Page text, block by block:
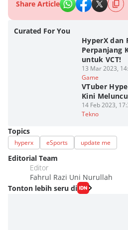
Share Article
Curated For You
HyperX dan
Perpanjang
untuk VCT!
13 Mar 2023,
Game
VTuber
Kini
14 Feb 2023,
Tekno
Topics
hyperx eSports update me
Editorial Team
Editor
Fahrul Razi Uni Nurullah
Tonton lebih seru di